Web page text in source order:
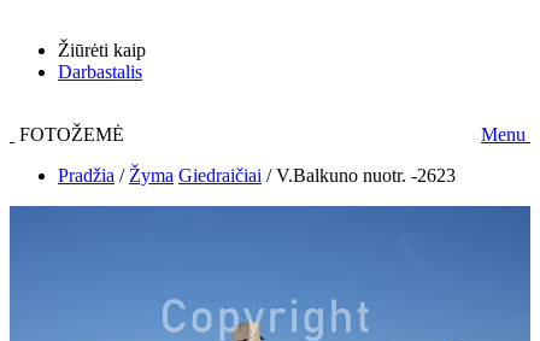
Žiūrėti kaip
Darbastalis
FOTOŽEMĖ
Menu
Pradžia / Žyma Giedraičiai /V.Balkuno nuotr. -2623